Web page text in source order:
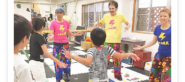
大人との信頼関係を基盤に、友だちと関
わり合う楽しさを感じる。 ・様々なこと
に取り組もうとする意欲を持つ。 ・異年
齢児との交流や活動を通じ、思いやりの
心が育つ。